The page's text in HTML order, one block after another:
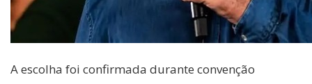
A escolha foi confirmada durante convenção